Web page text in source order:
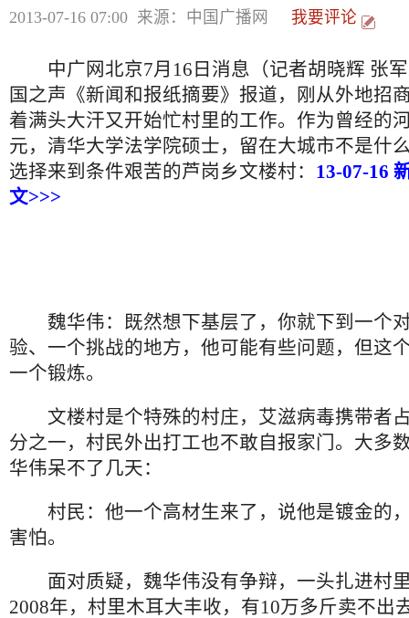
2013-07-16 07:00 来源：中国广播网 我要评论
中广网北京7月16日消息（记者胡晓辉 张军
国之声《新闻和报纸摘要》报道，刚从外地招
着满头大汗又开始忙村里的工作。作为曾经的
元，清华大学法学院硕士，留在大城市不是什
选择来到条件艰苦的芦岗乡文楼村： 13-07-16
文>>>
魏华伟：既然想下基层了，你就下到一个
验、一个挑战的地方，他可能有些问题，但这
一个锻炼。
文楼村是个特殊的村庄，艾滋病毒携带者
分之一，村民外出打工也不敢自报家门。大多
华伟呆不了几天：
村民：他一个高材生来了，说他是镀金的
害怕。
面对质疑，魏华伟没有争辩，一头扎进村
2008年，村里木耳大丰收，有10万多斤卖不出